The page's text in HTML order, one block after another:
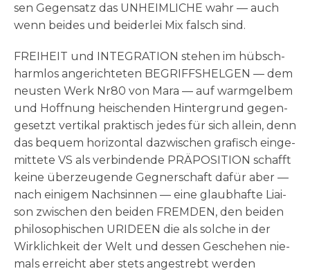
sen Gegen­satz das UNHEIMLICHE wahr — auch
wenn bei­des und bei­der­lei Mix falsch sind.
FREIHEIT und INTEGRATION ste­hen im hübsch-
harm­los ange­rich­te­ten BEGRIFFSHELGEN — dem
neu­sten Werk Nr80 von Mara — auf warm­gel­bem
und Hoff­nung hei­schen­den Hin­ter­grund gegen­
ge­setzt ver­ti­kal prak­tisch jedes für sich allein, denn
das bequem hori­zon­tal dazwi­schen gra­fisch ein­ge­
mit­te­te VS als ver­bin­den­de PRÄPOSITION schafft
kei­ne über­zeu­gen­de Geg­ner­schaft dafür aber —
nach eini­gem Nach­sin­nen — eine glaub­haf­te Liai­
son zwi­schen den bei­den FREMDEN, den bei­den
phi­lo­so­phi­schen URIDEEN die als sol­che in der
Wirk­lich­keit der Welt und des­sen Gesche­hen nie­
mals erreicht aber stets ange­strebt wer­den